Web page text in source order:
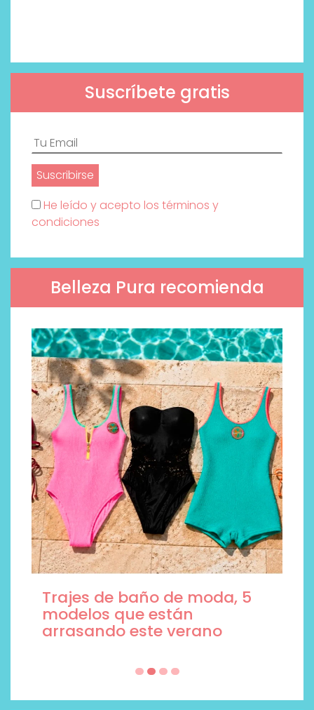
Suscríbete gratis
He leído y acepto los términos y
condiciones
Belleza Pura recomienda
Trajes de baño de moda, 5
modelos que están
arrasando este verano